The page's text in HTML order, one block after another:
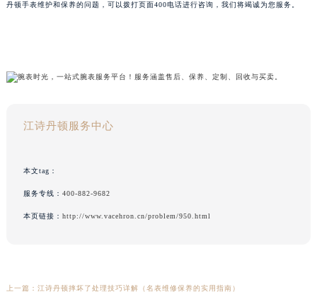
丹顿手表维护和保养的问题，可以拨打页面400电话进行咨询，我们将竭诚为您服务。
江诗丹顿服务中心
本文tag：
服务专线： 400-882-9682
本页链接： http://www.vacehron.cn/problem/950.html
上一篇： 江诗丹顿摔坏了处理技巧详解（名表维修保养的实用指南）